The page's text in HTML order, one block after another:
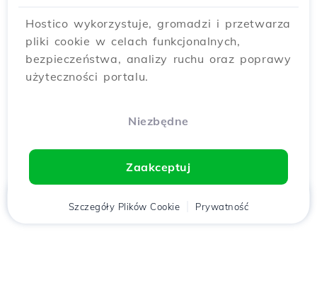
Hostico wykorzystuje, gromadzi i przetwarza
pliki cookie w celach funkcjonalnych,
bezpieczeństwa, analizy ruchu oraz poprawy
użyteczności portalu.
Niezbędne
Zaakceptuj
Szczegóły Plików Cookie Prywatność
Klient Koszyk Chat